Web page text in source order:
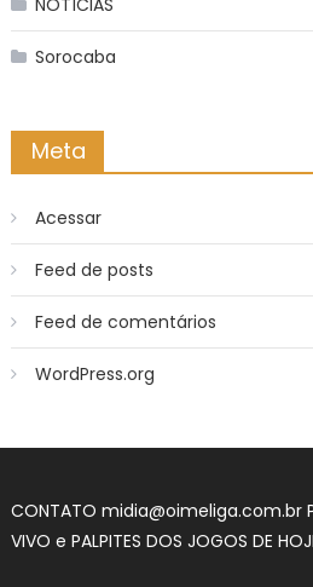
Sorocaba
Meta
Acessar
Feed de posts
Feed de comentários
WordPress.org
CONTATO midia@oimeliga.com.br
VIVO e PALPITES DOS JOGOS DE